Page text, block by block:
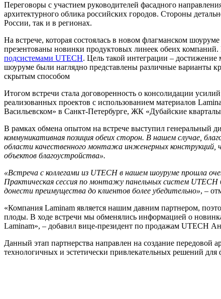
Переговоры с участием руководителей фасадного
архитектурного облика российских городов. Стороны
России, так и в регионах.
На встрече, которая состоялась в новом флагманском
презентованы новинки продуктовых линеек обеих
подсистемами UTECH. Цель такой интеграции – достижение
шоуруме были наглядно представлены различные варианты
скрытым способом
Итогом встречи стала договоренность о консолидации
реализованных проектов с использованием материалов
Васильевском» в Санкт-Петербурге, ЖК «Дубайские
В рамках обмена опытом на встрече выступил генеральный
коммуникативная позиция обеих сторон. В нашем случае,
области качественного монтажа инженерных конструкций,
объектов благоустройства».
«Встреча с коллегами из UTECH в нашем шоуруме прошла
Практическая сессия по монтажу панельных систем
донести преимущества до клиентов более убедительно», –
«Компания Laminam является нашим давним партнером,
плоды. В ходе встречи мы обменялись информацией о
Laminam», – добавил вице-президент по продажам UTECH
Данный этап партнерства направлен на создание
технологичных и эстетически привлекательных решений для